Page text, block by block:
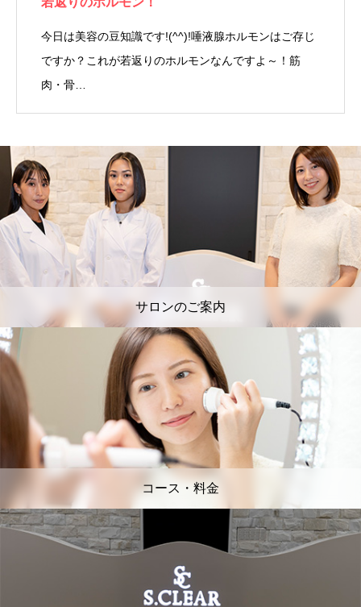
今日は美容の豆知識です!(^^)!唾液腺ホルモンはご存じ
ですか？これが若返りのホルモンなんですよ～！筋
肉・骨…
サロンのご案内
コース・料金